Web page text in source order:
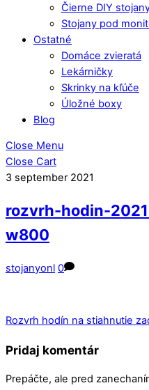
Čierne DIY
Stojany pod
Ostatné
Domáce zvieratá
Lekárničky
Skrinky na kľúče
Úložné boxy
Blog
Close Menu
Close Cart
3 september 2021
rozvrh-hodin-
w800
stojanyonl 0
Rozvrh hodín na stiahnutie
Pridaj komentár
Prepáčte, ale pred